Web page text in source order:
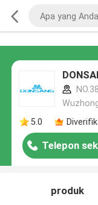
5.0
Telepon
produk